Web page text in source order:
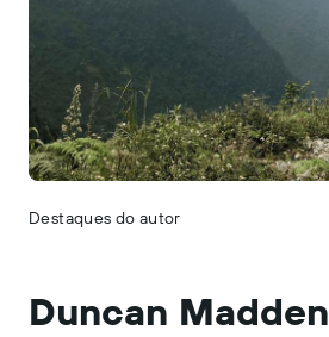
Destaques do autor
Duncan Madden